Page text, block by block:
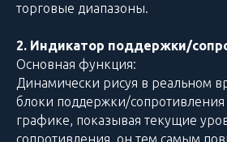
торговые диапазоны.
2. Индикатор поддержки/
Основная функция:
Динамически рисуя в реальном
блоки поддержки/сопротивления
графике, показывая текущие
сопротивления, он тем самым